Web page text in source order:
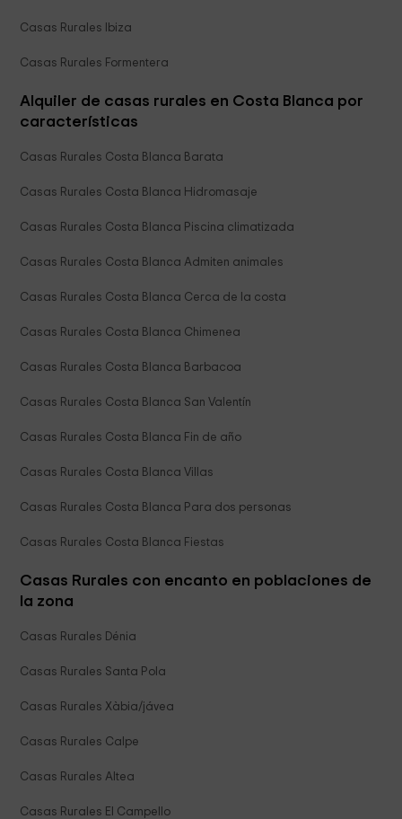
Casas Rurales Ibiza
Casas Rurales Formentera
Alquiler de casas rurales en Costa Blanca por
características
Casas Rurales Costa Blanca Barata
Casas Rurales Costa Blanca Hidromasaje
Casas Rurales Costa Blanca Piscina climatizada
Casas Rurales Costa Blanca Admiten animales
Casas Rurales Costa Blanca Cerca de la costa
Casas Rurales Costa Blanca Chimenea
Casas Rurales Costa Blanca Barbacoa
Casas Rurales Costa Blanca San Valentín
Casas Rurales Costa Blanca Fin de año
Casas Rurales Costa Blanca Villas
Casas Rurales Costa Blanca Para dos personas
Casas Rurales Costa Blanca Fiestas
Casas Rurales con encanto en poblaciones de
la zona
Casas Rurales Dénia
Casas Rurales Santa Pola
Casas Rurales Xàbia/jávea
Casas Rurales Calpe
Casas Rurales Altea
Casas Rurales El Campello